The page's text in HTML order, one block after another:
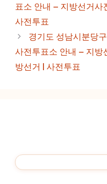
리
표소 안내 – 지방선거사
사전투표
경기도 성남시분당
사전투표소 안내 – 지방
방선거 | 사전투표